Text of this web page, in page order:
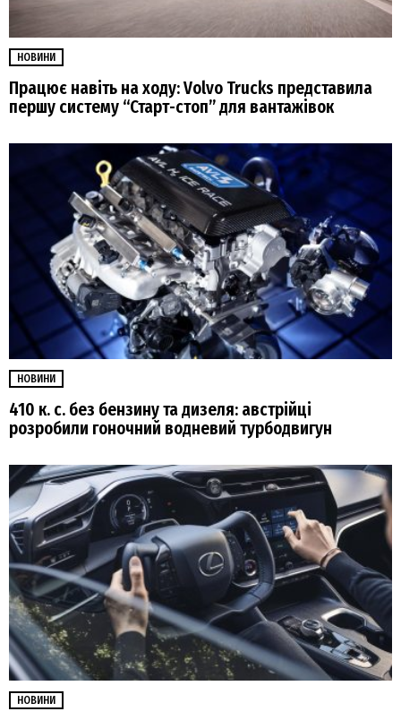
НОВИНИ
Працює навіть на ходу: Volvo Trucks представила
першу систему “Старт-стоп” для вантажівок
НОВИНИ
410 к. с. без бензину та дизеля: австрійці
розробили гоночний водневий турбодвигун
НОВИНИ